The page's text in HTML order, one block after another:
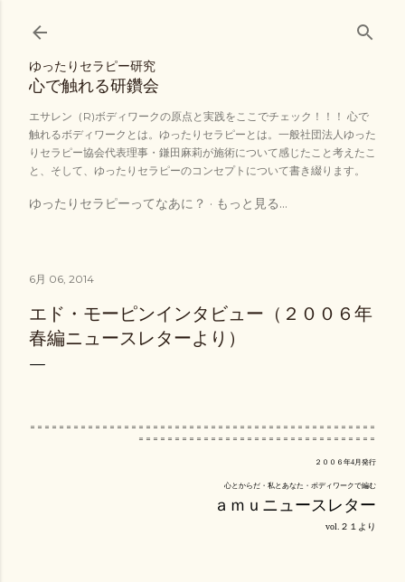
スキップしてメイン コンテンツに移動
ゆったりセラピー研究
心で触れる研鑽会
エサレン（R)ボディワークの原点と実践をここでチェック！！！ 心で
触れるボディワークとは。ゆったりセラピーとは。一般社団法人ゆった
りセラピー協会代表理事・鎌田麻莉が施術について感じたこと考えたこ
と、そして、ゆったりセラピーのコンセプトについて書き綴ります。
ゆったりセラピーってなあに？ もっと見る…
6月 06, 2014
エド・モーピンインタビュー（２００６年
春編ニュースレターより）
＝＝＝＝＝＝＝＝＝＝＝＝＝＝＝＝＝＝＝＝＝＝＝＝＝＝＝＝＝＝＝＝＝＝＝＝＝＝＝＝＝＝＝＝＝＝＝＝
＝＝＝＝＝＝＝＝＝＝＝＝＝＝＝＝＝＝＝＝＝＝＝＝＝＝＝＝＝＝＝＝＝
２００６年4月発行
心とからだ・私とあなた・ボディワークで編む
ａｍｕニュースレター
vol.２１より